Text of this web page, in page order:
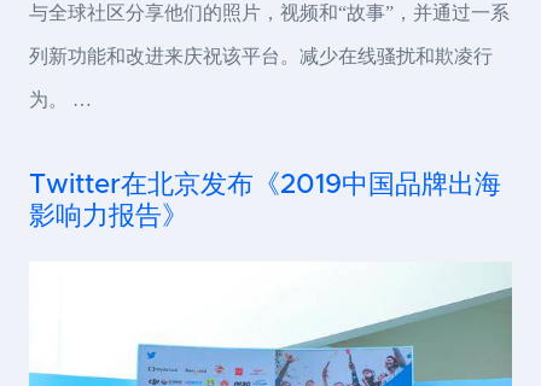
与全球社区分享他们的照片，视频和“故事”，并通过一系
列新功能和改进来庆祝该平台。减少在线骚扰和欺凌行
为。 …
Twitter在北京发布《2019中国品牌出海
影响力报告》